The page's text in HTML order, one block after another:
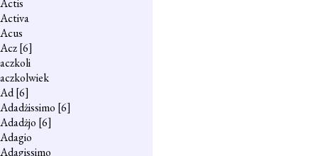
Actis
Activa
Acus
Acz[6]
aczkoli
aczkolwiek
Ad[6]
Adadżissimo [6]
Adadżjo [6]
Adagio
Adagissimo